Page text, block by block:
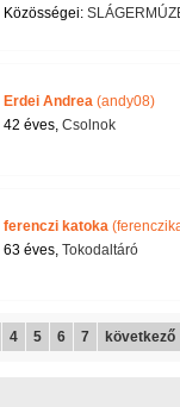
Közösségei:
Erdei Andrea (andy08)
42 éves, Csolnok
ferenczi katoka
63 éves, Tokodaltáró
4 5 6 7 következő